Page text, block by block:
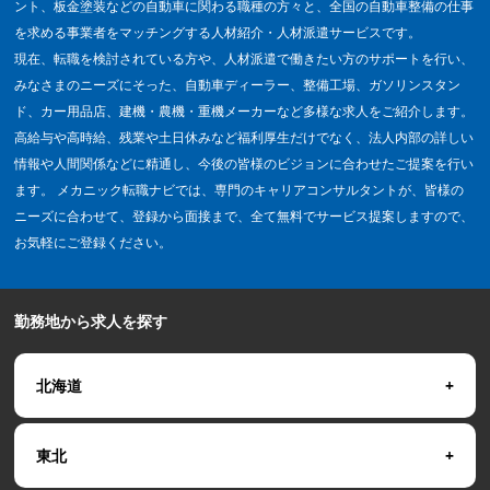
ント、板金塗装などの自動車に関わる職種の方々と、全国の自動車整備の仕事
を求める事業者をマッチングする人材紹介・人材派遣サービスです。
現在、転職を検討されている方や、人材派遣で働きたい方のサポートを行い、
みなさまのニーズにそった、自動車ディーラー、整備工場、ガソリンスタン
ド、カー用品店、建機・農機・重機メーカーなど多様な求人をご紹介します。
高給与や高時給、残業や土日休みなど福利厚生だけでなく、法人内部の詳しい
情報や人間関係などに精通し、今後の皆様のビジョンに合わせたご提案を行い
ます。 メカニック転職ナビでは、専門のキャリアコンサルタントが、皆様の
ニーズに合わせて、登録から面接まで、全て無料でサービス提案しますので、
お気軽にご登録ください。
勤務地から求人を探す
北海道
東北